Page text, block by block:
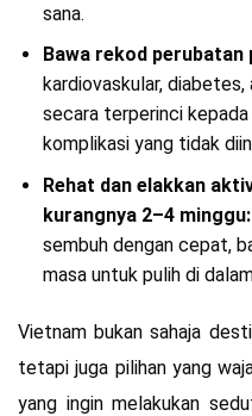
sana.
Bawa rekod perubatan
kardiovaskular,
secara terperinci
komplikasi yang tidak
Rehat dan elakkan
kurangnya 2–4 minggu:
sembuh dengan cepat,
masa untuk pulih di
Vietnam bukan sahaja
tetapi juga pilihan yang
yang ingin melakukan